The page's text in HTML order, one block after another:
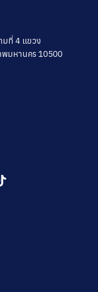
มที่ 4 แขวง
พมหานคร 10500